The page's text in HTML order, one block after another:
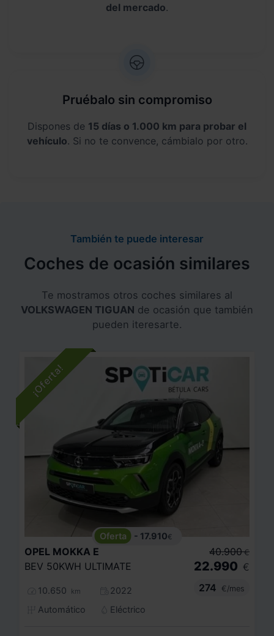
del mercado.
Pruébalo sin compromiso
Dispones de 15 días o 1.000 km para probar el
vehículo. Si no te convence, cámbialo por otro.
También te puede interesar
Coches de ocasión similares
Te mostramos otros coches similares al
VOLKSWAGEN TIGUAN de ocasión que también
pueden iteresarte.
- 17.910€
OPEL MOKKA E
BEV 50KWH ULTIMATE
10.650 km
2022
Automático
Eléctrico
40.900 €
22.990 €
274
€/mes